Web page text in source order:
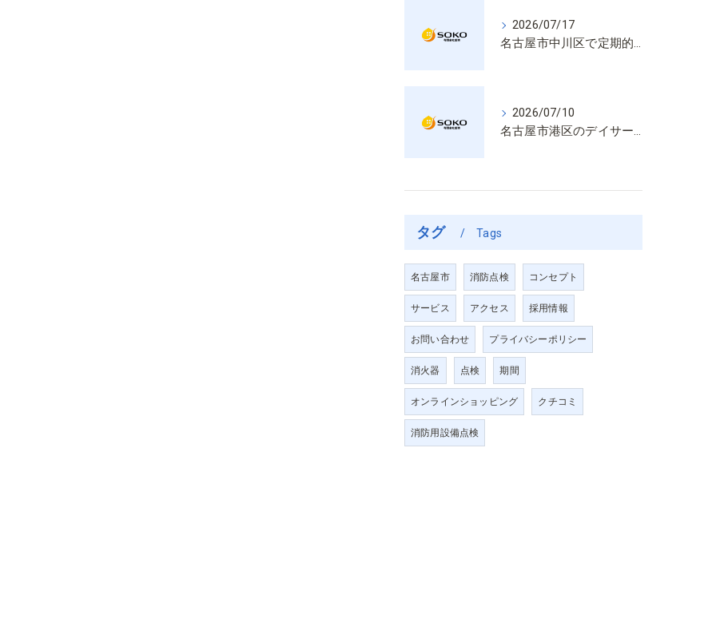
2026/07/17
名古屋市中川区で定期的な消防設備点検や整備はいざという時の命を守る安心管理
2026/07/10
名古屋市港区のデイサービス消防設備点検は消火器具や誘導灯も丁寧に作業を進めます
タグ Tags
名古屋市 消防点検 コンセプト
サービス アクセス 採用情報
お問い合わせ プライバシーポリシー
消火器 点検 期間
オンラインショッピング クチコミ
消防用設備点検